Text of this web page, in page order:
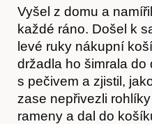
Vyšel z domu a
každé ráno. Došel k
levé ruky nákupní
držadla ho šimrala do
s pečivem a zjistil,
zase nepřivezli
rameny a dal do